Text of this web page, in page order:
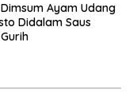
Ayam Udang
Didalam Saus